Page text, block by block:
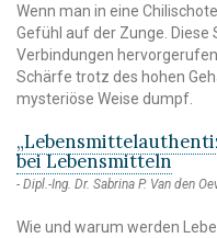
Wenn man in eine
Gefühl auf der Zunge. Diese
Verbindungen
Schärfe trotz des hohen
mysteriöse Weise dumpf.
bei Lebensmitteln
Dipl.-Ing. Dr. Sabrina P. Van den
Wie und warum werden